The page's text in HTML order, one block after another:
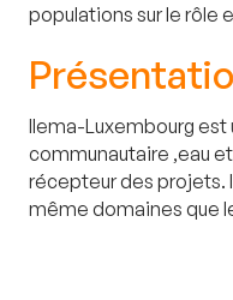
populations sur le rôle
Ilema-Luxembourg
communautaire ,eau
récepteur des projets.
même domaines que